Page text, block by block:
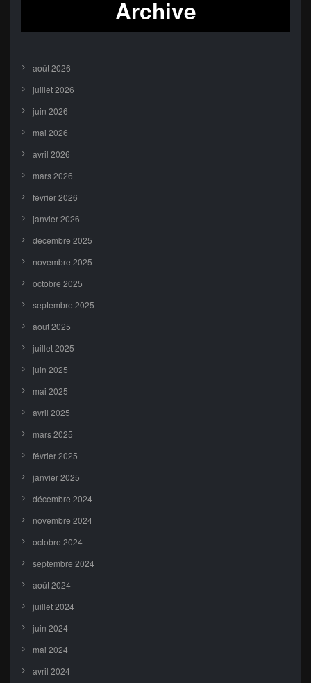
Archive
août 2026
juillet 2026
juin 2026
mai 2026
avril 2026
mars 2026
février 2026
janvier 2026
décembre 2025
novembre 2025
octobre 2025
septembre 2025
août 2025
juillet 2025
juin 2025
mai 2025
avril 2025
mars 2025
février 2025
janvier 2025
décembre 2024
novembre 2024
octobre 2024
septembre 2024
août 2024
juillet 2024
juin 2024
mai 2024
avril 2024